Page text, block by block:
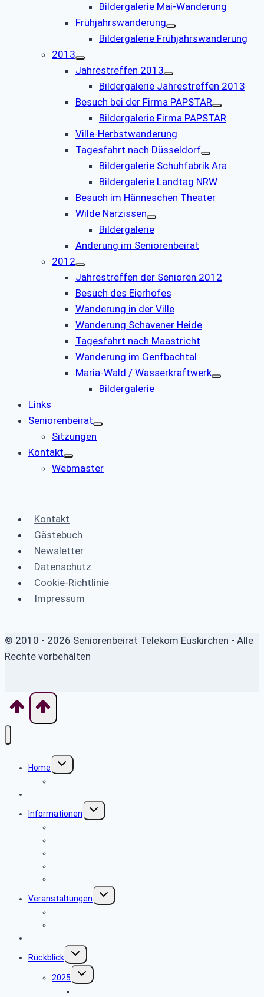
Bildergalerie Mai-Wanderung
Frühjahrswanderung
Bildergalerie Frühjahrswanderung
2013
Jahrestreffen 2013
Bildergalerie Jahrestreffen 2013
Besuch bei der Firma PAPSTAR
Bildergalerie Firma PAPSTAR
Ville-Herbstwanderung
Tagesfahrt nach Düsseldorf
Bildergalerie Schuhfabrik Ara
Bildergalerie Landtag NRW
Besuch im Hänneschen Theater
Wilde Narzissen
Bildergalerie
Änderung im Seniorenbeirat
2012
Jahrestreffen der Senioren 2012
Besuch des Eierhofes
Wanderung in der Ville
Wanderung Schavener Heide
Tagesfahrt nach Maastricht
Wanderung im Genfbachtal
Maria-Wald / Wasserkraftwerk
Bildergalerie
Links
Seniorenbeirat
Sitzungen
Kontakt
Webmaster
Kontakt
Gästebuch
Newsletter
Datenschutz
Cookie-Richtlinie
Impressum
© 2010 - 2026 Seniorenbeirat Telekom Euskirchen - Alle
Rechte vorbehalten
Home
Untermenü
umschalten
Informationen
Untermenü
umschalten
Veranstaltungen
Untermenü
umschalten
Rückblick
Untermenü
umschalten
2025
Untermenü
umschalten